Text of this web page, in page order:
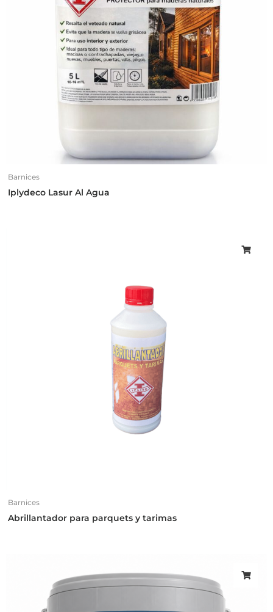
Barnices
Iplydeco Lasur Al Agua
Barnices
Abrillantador para parquets y tarimas